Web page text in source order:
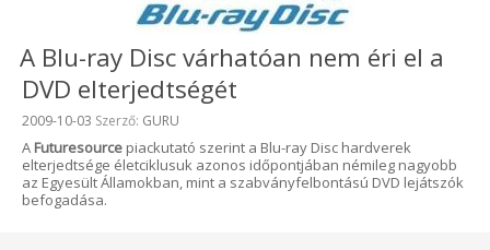
A Blu-ray Disc várhatóan nem éri el a
DVD elterjedtségét
Beküldve:
2009-10-03 Szerző: GURU
A Futuresource piackutató szerint a Blu-ray Disc hardverek
elterjedtsége életciklusuk azonos időpontjában némileg nagyobb
az Egyesült Államokban, mint a szabványfelbontású DVD lejátszók
befogadása.